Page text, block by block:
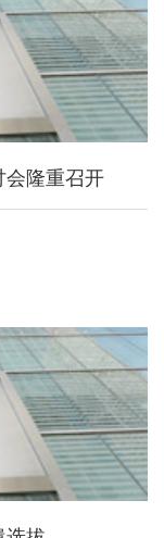
会隆重召开